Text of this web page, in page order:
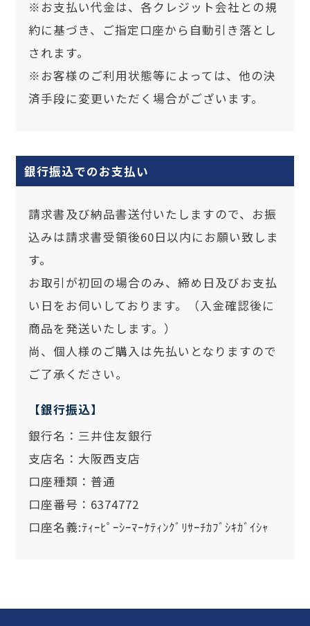
※お支払い代金は、各クレジット会社との規
約に基づき、ご指定口座から自動引き落とし
されます。
※お客様のご利用状態等によっては、他の決
済手段に変更いただく場合がございます。
銀行振込でのお支払い
請求書及び納品書送付いたしますので、お振
込みは請求書受領後60日以内にお願い致しま
す。
お取引が初回の場合のみ、締め日及びお支払
い日をお伺いしております。（入金確認後に
商品を発送いたします。）
尚、個人様のご購入は先払いとなりますので
ご了承ください。
【銀行振込】
銀行名：三井住友銀行
支店名：大阪西支店
口座種類：普通
口座番号：6374772
口座名義:ﾃｨｰﾋﾟｰｼｰﾏｰｹﾃｨﾝｸﾞﾘｻｰﾁｶﾌﾞｼｷｶﾞｲｼｬ